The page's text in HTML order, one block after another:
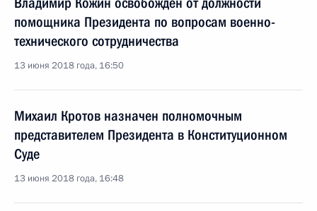
помощника Президента по вопросам военно-
технического сотрудничества
13 июня 2018 года, 16:50
Михаил Кротов назначен полномочным
представителем Президента в Конституционном
Суде
13 июня 2018 года, 16:48